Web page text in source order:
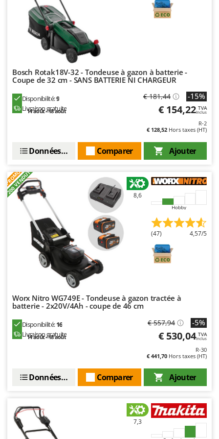
Resto Italia
Ribimex
Ripartrak
Ritter
River Systems
Robomow
Rover Pompe
Santos
Sbaraglia
Schnitzer
Seven Italy
Shark
Silky
Simatech
Skil
Smeg
Snapper
Spice Electronics
Spyro
Stanley
Bosch Rotak18V-32 - Tondeuse à gazon à batterie -
Coupe de 32 cm - SANS BATTERIE NI CHARGEUR
Disponibilité:9
Livraison gratuite
14 août - 18 août
€ 181,44 -15%
€ 154,22 TVA
Inclus
R-2
€ 128,52 Hors taxes (HT)
Ajouter
Comparer
Données techniques
PROMO
+200 VENDUTI 8,6
Hobby
(47) 4,57/5
Worx Nitro WG749E - Tondeuse à gazon tractée à
batterie - 2x20V/4Ah - coupe de 46 cm
Disponibilité:16
Livraison gratuite
14 août - 18 août
€ 557,94 -5%
€ 530,04 TVA
Inclus
R-30
€ 441,70 Hors taxes (HT)
Ajouter
Comparer
Données techniques
7,3